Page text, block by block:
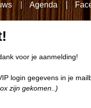
Agenda
voor je aanmelding!
login gegevens in je
zijn gekomen..)